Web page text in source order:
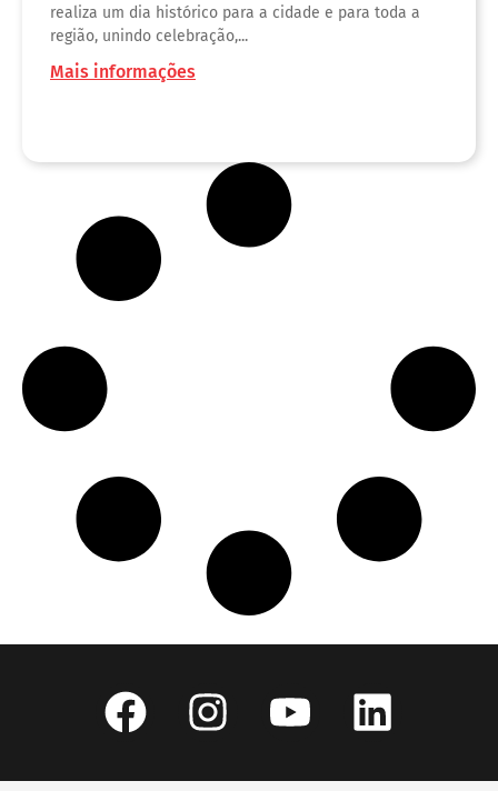
realiza um dia histórico para a cidade e para toda a
região, unindo celebração,...
Mais informações